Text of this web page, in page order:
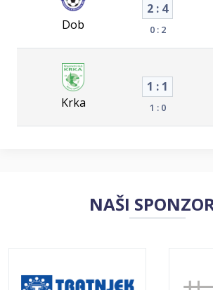
Dob
2 : 4
0 : 2
Krka
1 : 1
1 : 0
NAŠI